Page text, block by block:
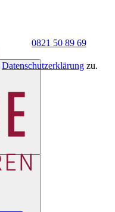
0821 50 89 69
Datenschutzerklärung zu.